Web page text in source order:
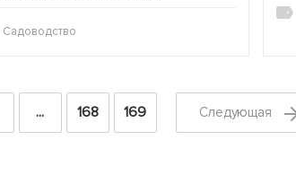
Садоводство
... 168 169 Cледующая